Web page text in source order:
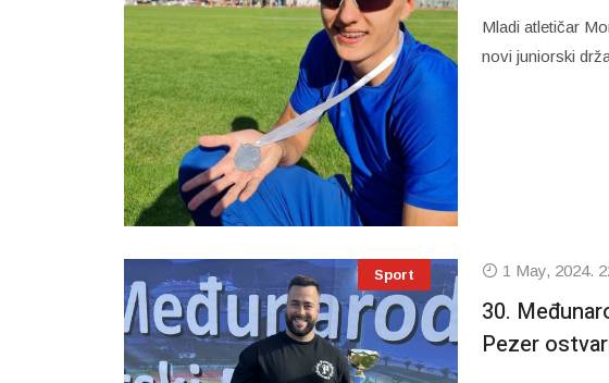
Mladi atletičar
novi juniorski
Sport 1 May, 2024.
30.
Pezer